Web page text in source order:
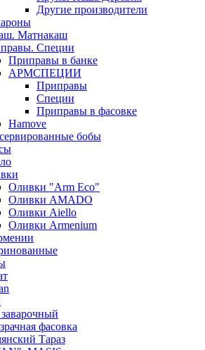
Другие производители
Матнакаш
Специи
Приправы в банке
АРМСПЕЦИИ
Приправы
Специи
Приправы в фасовке
Hamove
бобы
Оливки "Arm Eco"
Оливки AMADO
Оливки Aiello
Оливки Armenium
фасовка
Тараз